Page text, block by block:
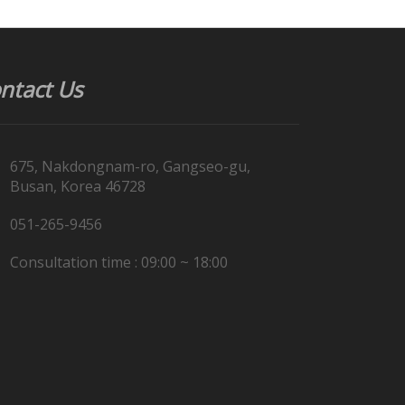
Us
675, Nakdongnam-ro, Gangseo-gu,
Busan, Korea 46728
051-265-9456
Consultation time : 09:00 ~ 18:00